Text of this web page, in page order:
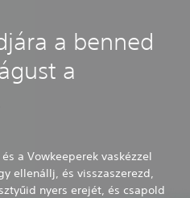
a benned
a
a Vowkeeperek vaskézzel
ellenállj, és visszaszerezd,
nyers erejét, és csapold